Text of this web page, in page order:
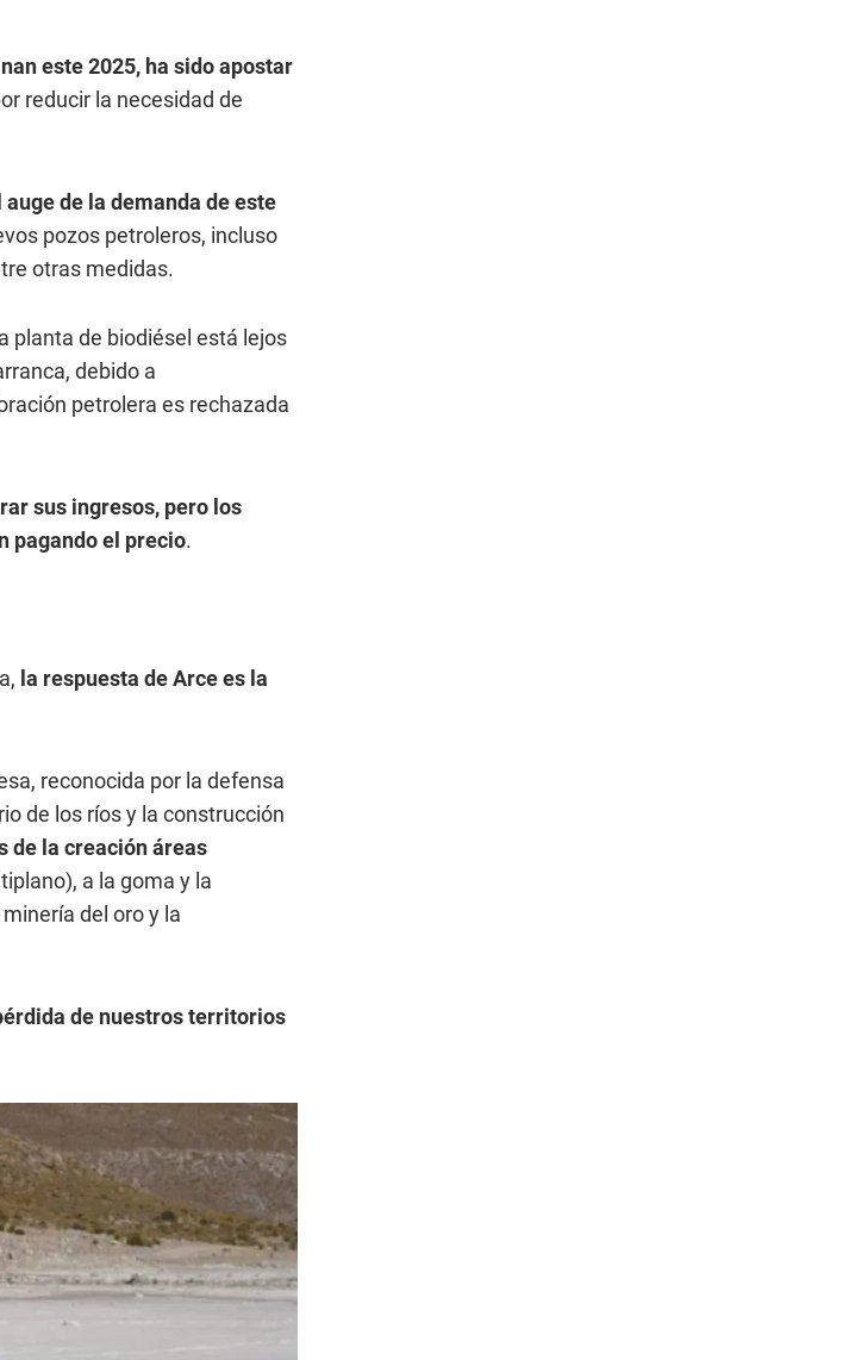
este 2025, ha sido apostar
reducir la necesidad de
de la demanda de este
pozos petroleros, incluso
otras medidas.
planta de biodiésel está lejos
debido a
petrolera es rechazada
sus ingresos, pero los
pagando el precio.
la respuesta de Arce es la
reconocida por la defensa
de los ríos y la construcción
de la creación áreas
a la goma y la
del oro y la
de nuestros territorios